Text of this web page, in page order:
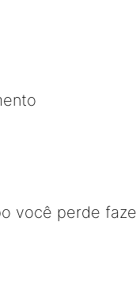
você perde